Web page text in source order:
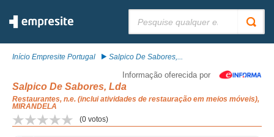
Início Empresite Portugal Salpico De Sabores,...
Informação oferecida por
Salpico De Sabores, Lda
Restaurantes, n.e. (inclui atividades de restauração em meios móveis),
MIRANDELA
(0 votos)